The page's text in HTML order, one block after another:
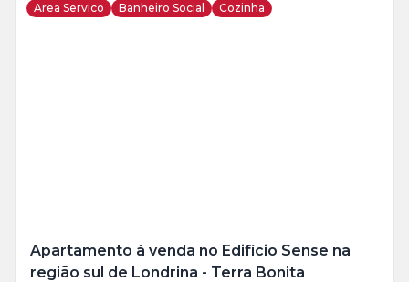
Area Servico Banheiro Social Cozinha
Apartamento à venda no Edifício Sense na
região sul de Londrina - Terra Bonita